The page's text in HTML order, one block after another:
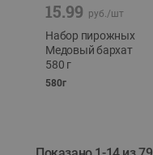
15.99 руб./шт
Набор пирожных
Медовый бархат
580 г
580г